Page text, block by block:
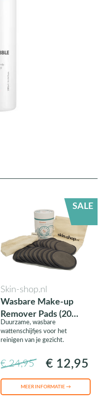
SALE
Skin-shop.nl
Wasbare Make-up
Remover Pads (20
stuks)
Duurzame, wasbare
wattenschijfjes voor het
reinigen van je gezicht.
€ 24,95 € 12,95
MEER INFORMATIE →